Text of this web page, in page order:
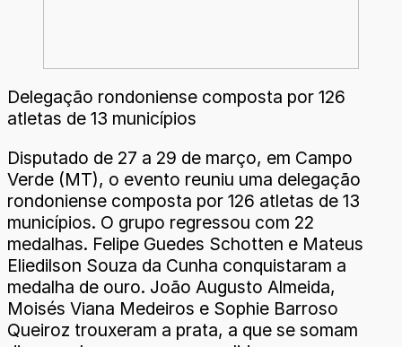
Delegação rondoniense composta por 126
atletas de 13 municípios
Disputado de 27 a 29 de março, em Campo
Verde (MT), o evento reuniu uma delegação
rondoniense composta por 126 atletas de 13
municípios. O grupo regressou com 22
medalhas. Felipe Guedes Schotten e Mateus
Eliedilson Souza da Cunha conquistaram a
medalha de ouro. João Augusto Almeida,
Moisés Viana Medeiros e Sophie Barroso
Queiroz trouxeram a prata, a que se somam